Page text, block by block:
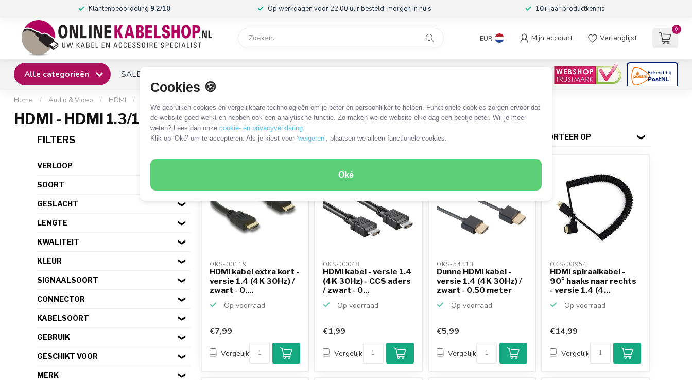
Cookies 🍪
We gebruiken cookies en vergelijkbare technologieën om je beter en persoonlijker te helpen. Functionele cookies zorgen ervoor dat
de website goed werkt en hebben ook een analytische functie. Zo maken we de website elke dag een beetje beter. Wil je meer
weten? Lees dan onze cookie- en privacyverklaring.
Klik op ‘Oké’ om te accepteren. Als je kiest voor ‘weigeren’, plaatsen we alleen functionele cookies.
Oké
Klantenbeoordeling 9.2/10 Op werkdagen voor 22.00 uur besteld, morgen in huis 10+jaar productkennis
EUR Mijn account Verlanglijst
0
Alle categorieën SALE
Home / Audio & Video / HDMI /
HDMI - HDMI 1.3/1.4 kabels
FILTERS
VERLOOP
SOORT
GESLACHT
LENGTE
KWALITEIT
KLEUR
SIGNAALSOORT
CONNECTOR
KABELSOORT
GEBRUIK
GESCHIKT VOOR
MERK
143 PRODUCTEN SORTEER OP
OKS-00119
HDMI kabel extra kort -
versie 1.4 (4K 30Hz) /
zwart - 0,...
Op voorraad
€7,99
Vergelijk
OKS-00048
HDMI kabel - versie 1.4
(4K 30Hz) - CCS aders
/ zwart - 0...
Op voorraad
€1,99
Vergelijk
OKS-54313
Dunne HDMI kabel -
versie 1.4 (4K 30Hz) /
zwart - 0,50 meter
Op voorraad
€5,99
Vergelijk
OKS-03954
HDMI spiraalkabel -
90° haaks naar rechts
- versie 1.4 (4...
Op voorraad
€14,99
Vergelijk